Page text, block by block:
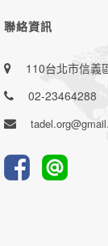
聯絡資訊
110台北市信義
02-23464288